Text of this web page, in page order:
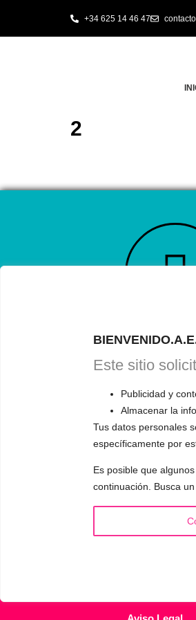
Este sitio
Publicidad y
Almacenar la
Tus datos personales
específicamente por
Es posible que
continuación. Busca
+34 625 14 46 47
2
INFORMACIÓN
¿Quién es Mariela
❓ Preguntas